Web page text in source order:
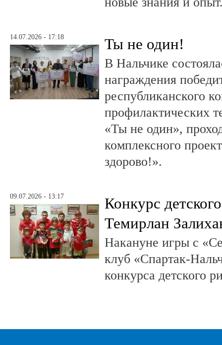
14.07.2026 - 17:18 Ты не один!
В Нальчике
награждения
республиканского
профилактических
«Ты не один»,
комплексного
здорово!».
09.07.2026 - 13:17
Конкурс
Темирлан
Накануне игры с
клуб «Спартак-
конкурса детского